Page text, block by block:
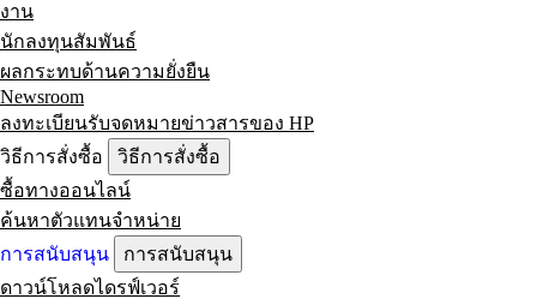
งาน
นักลงทุนสัมพันธ์
ผลกระทบด้านความยั่งยืน
Newsroom
ลงทะเบียนรับจดหมายข่าวสารของ HP
วิธีการสั่งซื้อ
วิธีการสั่งซื้อ
ซื้อทางออนไลน์
ค้นหาตัวแทนจำหน่าย
การสนับสนุน
การสนับสนุน
ดาวน์โหลดไดรฟ์เวอร์